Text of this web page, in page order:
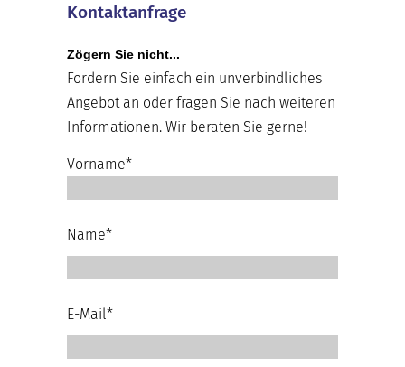
Kontaktanfrage
Zögern Sie nicht...
Fordern Sie einfach ein unverbindliches
Angebot an oder fragen Sie nach weiteren
Informationen. Wir beraten Sie gerne!
Vorname*
Name*
E-Mail*